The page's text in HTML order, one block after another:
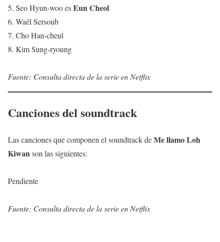
5. Seo Hyun-woo esEun Cheol
6. Waël Sersoub
7. Cho Han-cheul
8. Kim Sung-ryoung
Fuente: Consulta directa de la serie en Netflix
Canciones del soundtrack
Las canciones que componen el soundtrack deMe llamo Loh
Kiwan son las siguientes:
Pendiente
Fuente: Consulta directa de la serie en Netflix